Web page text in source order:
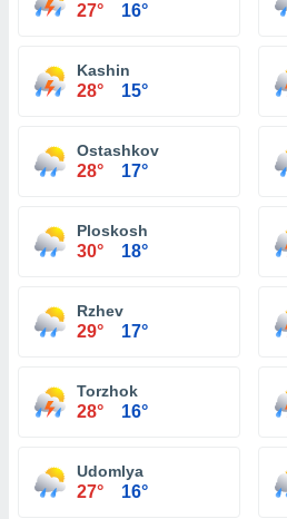
27° 16°
Kashin
28° 15°
Ostashkov
28° 17°
Ploskosh
30° 18°
Rzhev
29° 17°
Torzhok
28° 16°
Udomlya
27° 16°